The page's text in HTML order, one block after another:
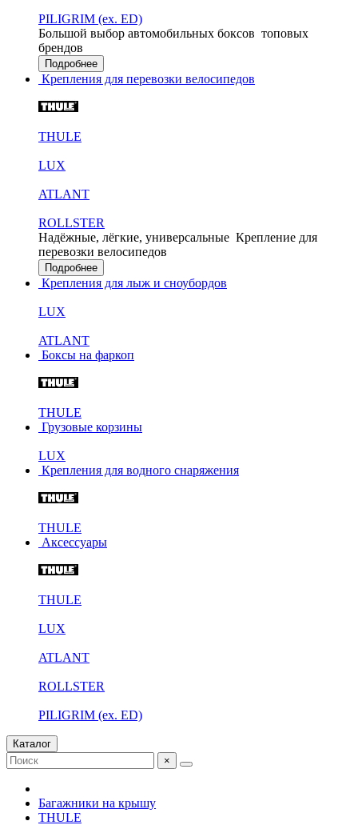
PILIGRIM (ex. ED)
Большой выбор автомобильных боксов топовых
брендов
Подробнее
Крепления для перевозки велосипедов
THULE
LUX
ATLANT
ROLLSTER
Надёжные, лёгкие, универсальные Крепление для
перевозки велосипедов
Подробнее
Крепления для лыж и сноубордов
LUX
ATLANT
Боксы на фаркоп
THULE
Грузовые корзины
LUX
Крепления для водного снаряжения
THULE
Аксессуары
THULE
LUX
ATLANT
ROLLSTER
PILIGRIM (ex. ED)
Каталог
×
Багажники на крышу
THULE